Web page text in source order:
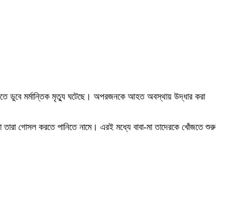
ডুবে মর্মান্তিক মৃত্যু ঘটেছে। অপরজনকে আহত অবস্থায় উদ্ধার করা
গোসল করতে পানিতে নামে। এরই মধ্যে বাবা-মা তাদেরকে খোঁজতে শুরু